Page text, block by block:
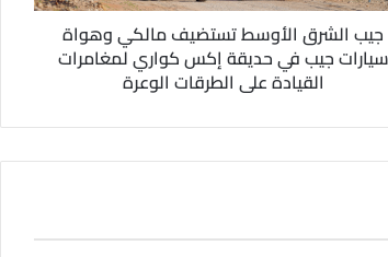
جيب الشرق الأوسط تستضيف مالكي وهواة
سيارات جيب في حديقة إكس كواري لمغامرات
القيادة على الطرقات الوعرة